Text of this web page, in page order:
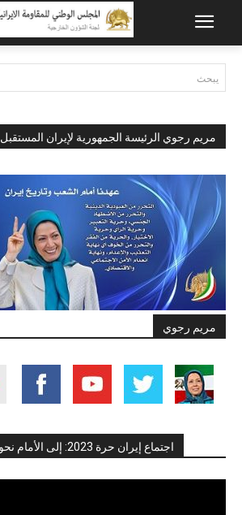
يبحث
مريم رجوي الرئيسة الجمهورية لإيران المستقبل
مريم رجوي
اجتماع إيران حرة 2023: إلى الأمام نحو جمهورية ديمقراطية